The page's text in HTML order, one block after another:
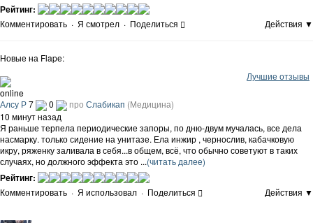
Рейтинг:
Комментировать · Я смотрел · Поделиться Действия ▼
Новые на Flapе:
Лучшие отзывы
online
Алсу Р7 0 про Слабикап (Медицина)
10 минут назад
Я раньше терпела периодические запоры, по дню-двум мучалась, все дела
насмарку. только сидение на унитазе. Ела инжир , чернослив, кабачковую
икру, ряженку заливала в себя...в общем, всё, что обычно советуют в таких
случаях, но должного эффекта это ...(читать далее)
Рейтинг:
Комментировать · Я использовал · Поделиться Действия ▼